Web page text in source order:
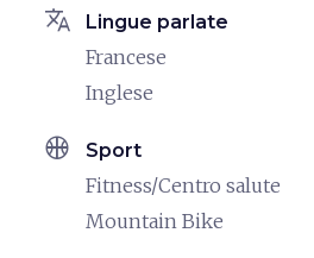
translate Lingue parlate
Francese
Inglese
sports_basketball Sport
Fitness/Centro salute
Mountain Bike